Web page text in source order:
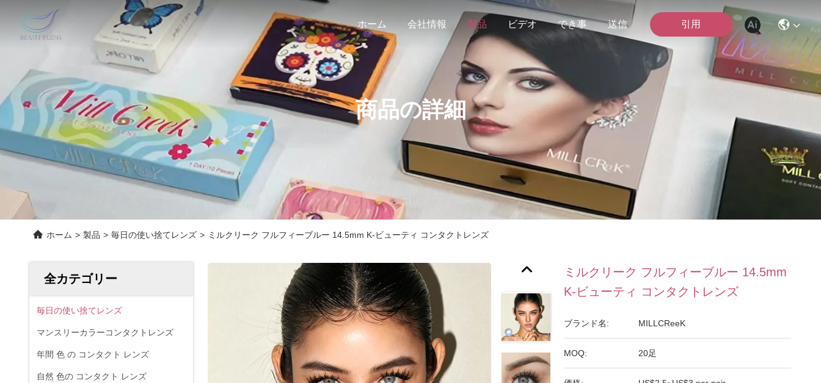
ホーム 会社情報 製品 ビデオ でき事 送信 引用
商品の詳細
ホーム > 製品 > 毎日の使い捨てレンズ > ミルクリーク フルフィーブルー 14.5mm K-ビューティ コンタクトレンズ
全カテゴリー
毎日の使い捨てレンズ
マンスリーカラーコンタクトレンズ
年間 色 の コンタクト レンズ
自然 色の コンタクト レンズ
ミルクリーク フルフィーブルー 14.5mm
K-ビューティ コンタクトレンズ
ブランド名: MILLCReeK
MOQ: 20足